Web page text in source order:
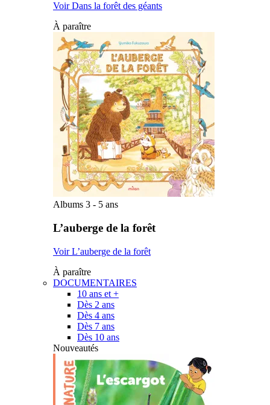
Voir Dans la forêt des géants
À paraître
Albums 3 - 5 ans
L’auberge de la forêt
Voir L’auberge de la forêt
À paraître
DOCUMENTAIRES
10 ans et +
Dès 2 ans
Dès 4 ans
Dès 7 ans
Dès 10 ans
Nouveautés